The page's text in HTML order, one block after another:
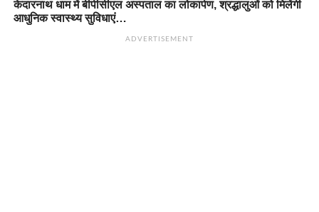
केदारनाथ धाम में बीपीसीएल अस्पताल का लोकार्पण, श्रद्धालुओं को मिलेंगी
आधुनिक स्वास्थ्य सुविधाएं…
ADVERTISEMENT